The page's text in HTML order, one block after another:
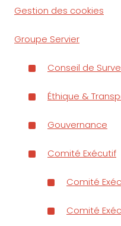
Gestion des cookies
Groupe Servier
Conseil de
Éthique &
Gouvernance
Comité Exécutif
Comité
Comité